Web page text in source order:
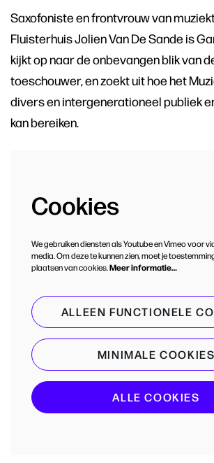
Saxofoniste en frontvrouw van
Fluisterhuis Jolien Van De Sande is
kijkt op naar de onbevangen blik van
toeschouwer, en zoekt uit hoe het
divers en intergenerationeel publiek
kan bereiken.
Cookies
We gebruiken diensten als Youtube en Vimeo voor
media. Om deze te kunnen zien, moet je
plaatsen van cookies.Meer informatie…
ALLEEN FUNCTIONELE
MINIMALE COOKIES
ALLE COOKIES